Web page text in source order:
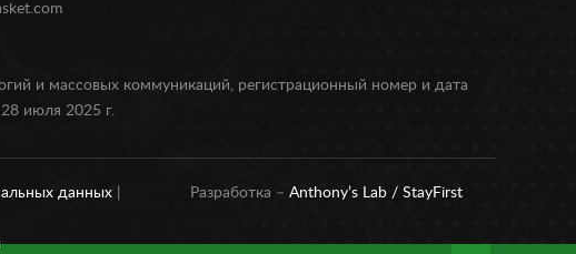
и массовых коммуникаций, регистрационный номер и дата
июля 2025 г.
данных Разработка – Anthony’s Lab / StayFirst